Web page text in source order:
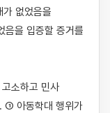
없었음을
음을 입증할 증거를
소하고 민사
① 아동학대 행위가